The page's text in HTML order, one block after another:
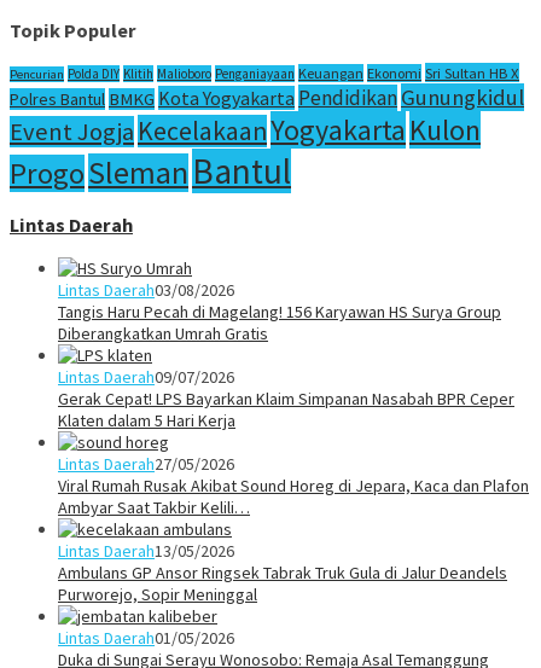
Topik Populer
Pencurian Polda DIY Klitih Malioboro Penganiayaan Keuangan Ekonomi Sri Sultan HB X
Polres Bantul BMKG Kota Yogyakarta PendidikanGunungkidul
Event Jogja KecelakaanYogyakarta Kulon
ProgoSleman Bantul
Lintas Daerah
Lintas Daerah03/08/2026
Tangis Haru Pecah di Magelang! 156 Karyawan HS Surya Group
Diberangkatkan Umrah Gratis
Lintas Daerah09/07/2026
Gerak Cepat! LPS Bayarkan Klaim Simpanan Nasabah BPR Ceper
Klaten dalam 5 Hari Kerja
Lintas Daerah27/05/2026
Viral Rumah Rusak Akibat Sound Horeg di Jepara, Kaca dan Plafon
Ambyar Saat Takbir Kelili…
Lintas Daerah13/05/2026
Ambulans GP Ansor Ringsek Tabrak Truk Gula di Jalur Deandels
Purworejo, Sopir Meninggal
Lintas Daerah01/05/2026
Duka di Sungai Serayu Wonosobo: Remaja Asal Temanggung